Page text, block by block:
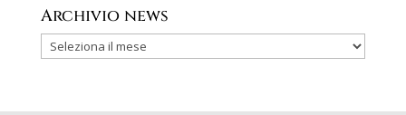
Archivio news